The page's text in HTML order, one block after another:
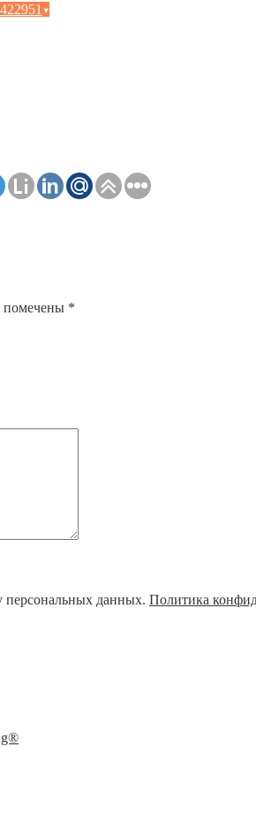
▾
помечены *
персональных данных. Политика